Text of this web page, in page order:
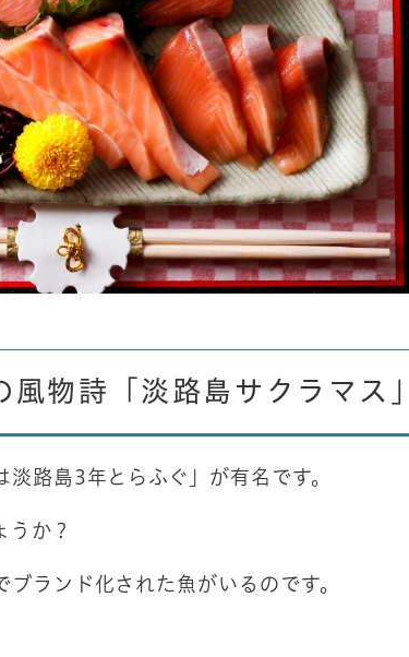
物詩「淡路島サクラマス」
路島3年とらふぐ」が有名です。
うか？
ランド化された魚がいるのです。